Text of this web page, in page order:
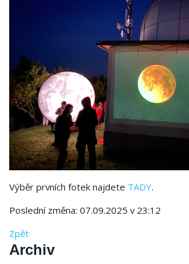
Výběr prvních fotek najdete TADY.
Poslední změna: 07.09.2025 v 23:12
Zpět
Archiv